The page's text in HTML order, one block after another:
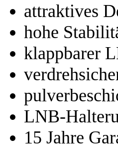
attraktives
hohe
klappbarer
LNB-
15 Jahre